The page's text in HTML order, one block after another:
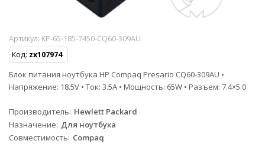
Артикул: KP-65-185-7450-CQ60-309AU
Код: zx107974
Блок питания ноутбука HP Compaq Presario CQ60-309AU •
Напряжение: 18.5V • Ток: 3.5A • Мощность: 65W • Разъем: 7.4×5.0
Производитель Hewlett Packard
Назначение Для ноутбука
Совместимость Compaq